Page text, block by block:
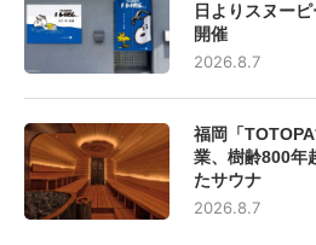
日よりスヌー
開催
2026.8.7
福岡「
業、樹齢800年
たサウナ
2026.8.7